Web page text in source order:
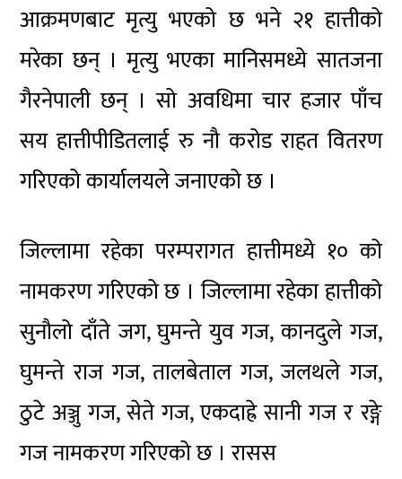
आक्रमणबाट मृत्यु भएको छ भने २१ हात्तीको
मरेका छन् । मृत्यु भएका मानिसमध्ये सातजना
गैरनेपाली छन् । सो अवधिमा चार हजार पाँच
सय हात्तीपीडितलाई रु नौ करोड राहत वितरण
गरिएको कार्यालयले जनाएको छ ।
जिल्लामा रहेका परम्परागत हात्तीमध्ये १० को
नामकरण गरिएको छ । जिल्लामा रहेका हात्तीको
सुनौलो दाँते जग, घुमन्ते युव गज, कानदुले गज,
घुमन्ते राज गज, तालबेताल गज, जलथले गज,
ठुटे अञ्जु गज, सेते गज, एकदाह्रे सानी गज र रङ्गे
गज नामकरण गरिएको छ । रासस